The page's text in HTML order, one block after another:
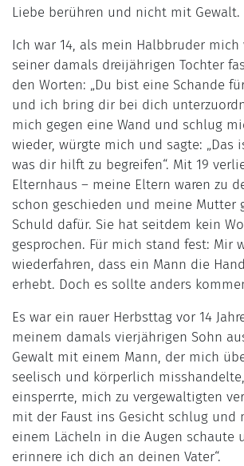
Liebe berühren und nicht mit Gewalt.
Ich war 14, als mein Halbbruder mich
seiner damals dreijährigen Tochter
den Worten: „Du bist eine Schande
und ich bring dir bei dich
mich gegen eine Wand und schlug
wieder, würgte mich und sagte: „Das
was dir hilft zu begreifen“. Mit 19
Elternhaus – meine Eltern waren zu
schon geschieden und meine Mutter
Schuld dafür. Sie hat seitdem kein
gesprochen. Für mich stand fest: Mir
wiederfahren, dass ein Mann die
erhebt. Doch es sollte anders
Es war ein rauer Herbsttag vor 14
meinem damals vierjährigen Sohn
Gewalt mit einem Mann, der mich
seelisch und körperlich
einsperrte, mich zu vergewaltigten
mit der Faust ins Gesicht schlug
einem Lächeln in die Augen schaute
erinnere ich dich an deinen Vater“.